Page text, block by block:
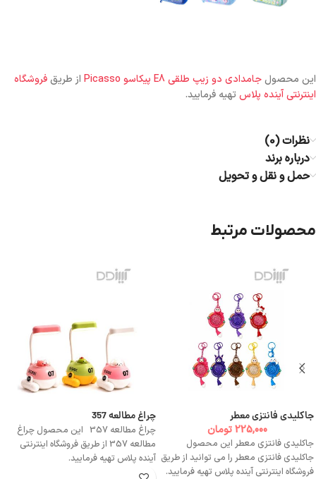
این محصولجامدادی دو زیپ طلقی E8 پیکاسو Picass o از طریقفروشگاه
اینترنتی آینده پلاستهیه فرمایید.
نظرات (0)
درباره برند
حمل و نقل و تحویل
محصولات مرتبط
جاکلیدی فانتزی معطر
225,000 تومان
جاکلیدی فانتزی معطر این محصول
جاکلیدی فانتزی معطر را می توانید از طریق
فروشگاه اینترنتی آینده پلاس تهیه فرمایید.
چراغ مطالعه 357
چراغ مطالعه 357 این محصول چراغ
مطالعه 357 از طریق فروشگاه اینترنتی
آینده پلاس تهیه فرمایید.